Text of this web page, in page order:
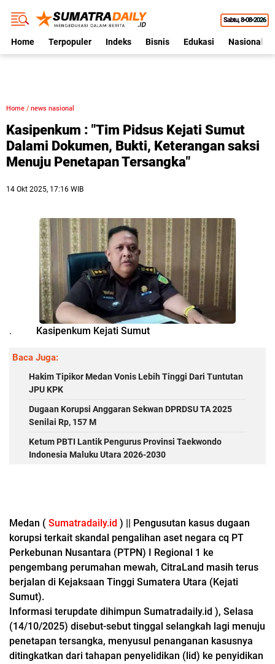
Sabtu 8•08•2026
Home Terpopuler Indeks Bisnis Edukasi Nasional
Home / news nasional
Kasipenkum : "Tim Pidsus Kejati Sumut
Dalami Dokumen, Bukti, Keterangan saksi
Menuju Penetapan Tersangka"
14 Okt 2025, 17:16 WIB
. Kasipenkum Kejati Sumut
Baca Juga:
Hakim Tipikor Medan Vonis Lebih Tinggi Dari Tuntutan
JPU KPK
Dugaan Korupsi Anggaran Sekwan DPRDSU TA 2025
Senilai Rp, 157 M
Ketum PBTI Lantik Pengurus Provinsi Taekwondo
Indonesia Maluku Utara 2026-2030
Medan ( Sumatradaily.id ) || Pengusutan kasus dugaan
korupsi terkait skandal pengalihan aset negara cq PT
Perkebunan Nusantara (PTPN) I Regional 1 ke
pengembang perumahan mewah, CitraLand masih terus
berjalan di Kejaksaan Tinggi Sumatera Utara (Kejati
Sumut).
Informasi terupdate dihimpun Sumatradaily.id ), Selasa
(14/10/2025) disebut-sebut tinggal selangkah lagi menuju
penetapan tersangka, menyusul penanganan kasusnya
ditingkatkan dari tahapan penyelidikan (lid) ke penyidikan